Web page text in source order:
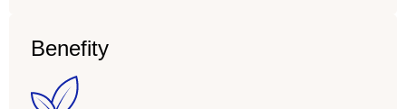
Benefity